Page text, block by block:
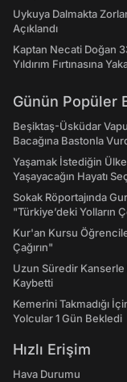
Uykuya Dalmakta
Açıklandı
Kaptan Necati Doğan
Yıldırım Fırtınasına
Günün Popüler
Beşiktaş-Üsküdar
Bacağına Bastonla
Yaşamak İstediğin
Yaşayacağın Hayatı
Sokak Röportajında
"Türkiye’deki Yolların
Kur'an Kursu
Çağırın"
Uzun Süredir Kanserle
Kaybetti
Kemerini Takmadığı
Yolcular 1 Gün Bekledi
Hızlı Erişim
Hava Durumu